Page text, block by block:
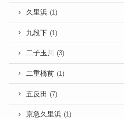
久里浜 (1)
九段下 (1)
二子玉川 (3)
二重橋前 (1)
五反田 (7)
京急久里浜 (1)